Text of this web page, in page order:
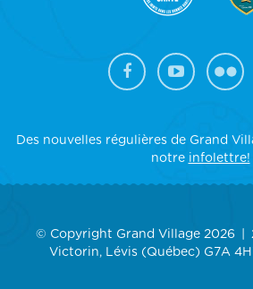
Des nouvelles régulières de Grand
notre infolettre!
© Copyright Grand Village 2026
Victorin, Lévis (Québec) G7A